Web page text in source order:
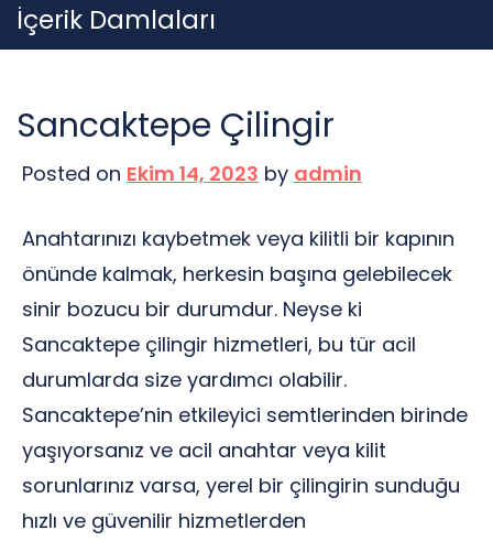
Skip
to
İçerik Damlaları
Sancaktepe Çilingir
Posted on Ekim 14, 2023 by admin
Anahtarınızı kaybetmek veya kilitli bir kapının
önünde kalmak, herkesin başına gelebilecek
sinir bozucu bir durumdur. Neyse ki
Sancaktepe çilingir hizmetleri, bu tür acil
durumlarda size yardımcı olabilir.
Sancaktepe’nin etkileyici semtlerinden birinde
yaşıyorsanız ve acil anahtar veya kilit
sorunlarınız varsa, yerel bir çilingirin sunduğu
hızlı ve güvenilir hizmetlerden